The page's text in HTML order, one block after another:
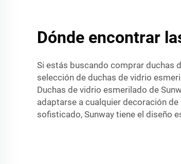
Dónde encontrar
Si estás buscando comprar duchas
selección de duchas de vidrio
Duchas de vidrio esmerilado de
adaptarse a cualquier decoración
sofisticado, Sunway tiene el diseño